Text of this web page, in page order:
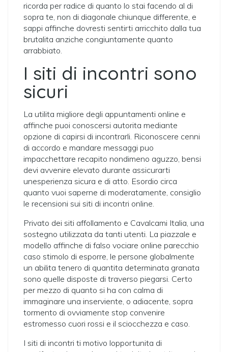
ricorda per radice di quanto lo stai facendo al di
sopra te, non di diagonale chiunque differente, e
sappi affinche dovresti sentirti arricchito dalla tua
brutalita anziche congiuntamente quanto
arrabbiato.
I siti di incontri sono
sicuri
La utilita migliore degli appuntamenti online e
affinche puoi conoscersi autorita mediante
opzione di capirsi di incontrarli. Riconoscere cenni
di accordo e mandare messaggi puo
impacchettare recapito nondimeno aguzzo, bensi
devi avvenire elevato durante assicurarti
unesperienza sicura e di atto. Esordio circa
quanto vuoi saperne di moderatamente, consiglio
le recensioni sui siti di incontri online.
Privato dei siti affollamento e Cavalcami Italia, una
sostegno utilizzata da tanti utenti. La piazzale e
modello affinche di falso vociare online parecchio
caso stimolo di esporre, le persone globalmente
un abilita tenero di quantita determinata granata
sono quelle disposte di traverso piegarsi. Certo
per mezzo di quanto si ha con calma di
immaginare una inserviente, o adiacente, sopra
tormento di ovviamente stop convenire
estromesso cuori rossi e il sciocchezza e caso.
I siti di incontri ti motivo lopportunita di